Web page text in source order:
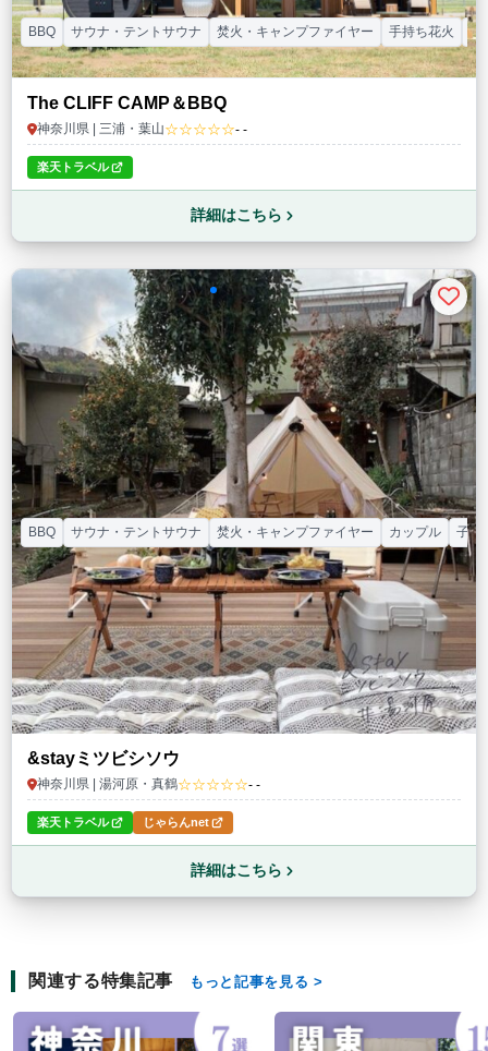
The CLIFF CAMP＆BBQ
神奈川県 | 三浦・葉山☆☆☆☆☆- -
BBQ サウナ・テントサウナ 焚火・キャンプファイヤー 手持ち花火 ド
楽天トラベル
詳細はこちら
&stayミツビシソウ
神奈川県 | 湯河原・真鶴☆☆☆☆☆- -
BBQ サウナ・テントサウナ 焚火・キャンプファイヤー カップル 子連
楽天トラベル じゃらんnet
詳細はこちら
関連する特集記事 もっと記事を見る